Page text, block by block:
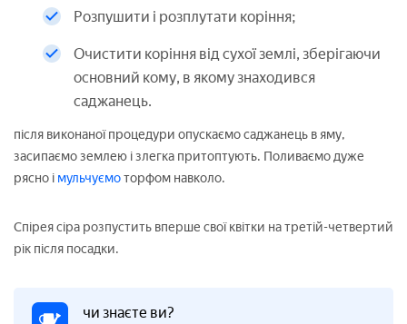
Розпушити і розплутати коріння;
Очистити коріння від сухої землі, зберігаючи
основний кому, в якому знаходився
саджанець.
після виконаної процедури опускаємо саджанець в яму,
засипаємо землею і злегка притоптують. Поливаємо дуже
рясно і мульчуємоторфом навколо.
Спірея сіра розпустить вперше свої квітки на третій-четвертий
рік після посадки.
чи знаєте ви?